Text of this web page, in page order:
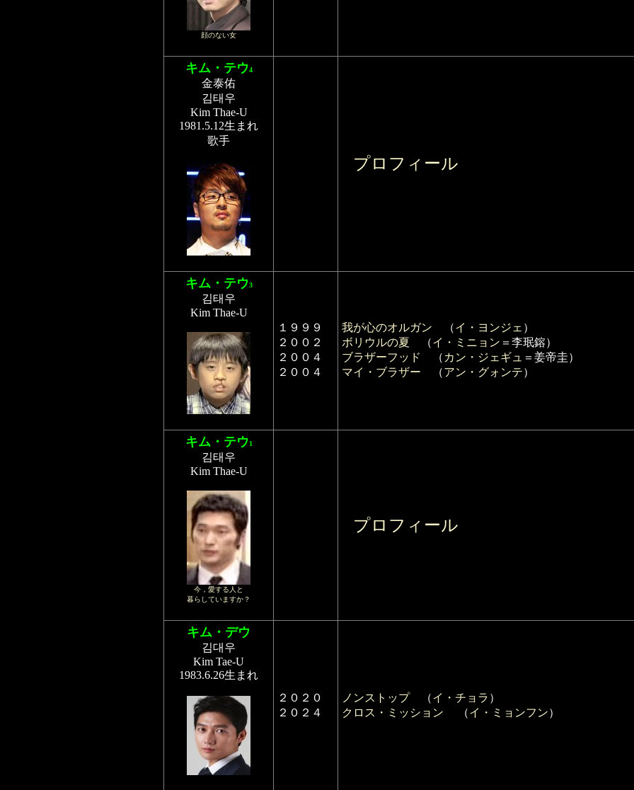
顔のない女
キム・テウ4
金泰佑
김태우
Kim Thae-U
1981.5.12生まれ
歌手
プロフィール
キム・テウ3
김태우
Kim Thae-U
１９９９
２００２
２００４
２００４
我が心のオルガン （イ・ヨンジェ ）
ボリウルの夏 （イ・ミニョン ＝李珉鎔）
ブラザーフッド
（ カン・ジェギュ ＝姜帝圭）
マイ・ブラザー （アン・グォンテ）
キム・テウ1
김태우
Kim Thae-U
今，愛する人と
暮らしていますか？
プロフィール
キム・デウ
김대우
Kim Tae-U
1983.6.26生まれ
２０２０
２０２４
ノンストップ（イ・チョラ ）
クロス・ミッション （イ・ミョンフン）